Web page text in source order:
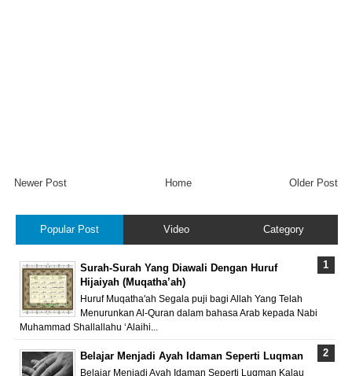
Newer Post Older Post
Home
Popular Post Video Category
Surah-Surah Yang Diawali Dengan Huruf
Hijaiyah (Muqatha’ah)
Huruf Muqatha'ah Segala puji bagi Allah Yang Telah
Menurunkan Al-Quran dalam bahasa Arab kepada Nabi
Muhammad Shallallahu ‘Alaihi...
Belajar Menjadi Ayah Idaman Seperti Luqman
Belajar Menjadi Ayah Idaman Seperti Luqman Kalau